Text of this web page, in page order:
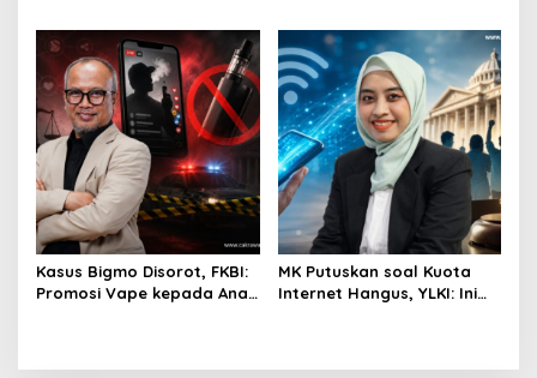
Dinilai Penting Hadapi
Bonus Demografi
Kasus Bigmo Disorot, FKBI:
Promosi Vape kepada Anak
MK Putuskan soal Kuota
Internet Hangus, YLKI: Ini